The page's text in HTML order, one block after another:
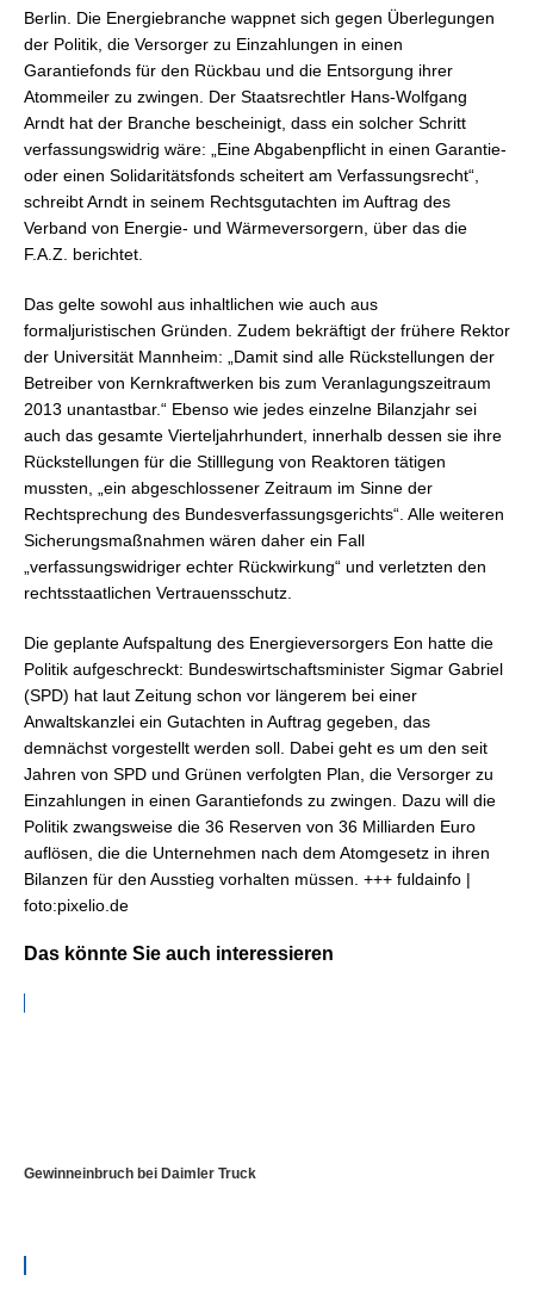
Berlin. Die Energiebranche wappnet sich gegen Überlegungen
der Politik, die Versorger zu Einzahlungen in einen
Garantiefonds für den Rückbau und die Entsorgung ihrer
Atommeiler zu zwingen. Der Staatsrechtler Hans-Wolfgang
Arndt hat der Branche bescheinigt, dass ein solcher Schritt
verfassungswidrig wäre: „Eine Abgabenpflicht in einen Garantie-
oder einen Solidaritätsfonds scheitert am Verfassungsrecht“,
schreibt Arndt in seinem Rechtsgutachten im Auftrag des
Verband von Energie- und Wärmeversorgern, über das die
F.A.Z. berichtet.
Das gelte sowohl aus inhaltlichen wie auch aus
formaljuristischen Gründen. Zudem bekräftigt der frühere Rektor
der Universität Mannheim: „Damit sind alle Rückstellungen der
Betreiber von Kernkraftwerken bis zum Veranlagungszeitraum
2013 unantastbar.“ Ebenso wie jedes einzelne Bilanzjahr sei
auch das gesamte Vierteljahrhundert, innerhalb dessen sie ihre
Rückstellungen für die Stilllegung von Reaktoren tätigen
mussten, „ein abgeschlossener Zeitraum im Sinne der
Rechtsprechung des Bundesverfassungsgerichts“. Alle weiteren
Sicherungsmaßnahmen wären daher ein Fall
„verfassungswidriger echter Rückwirkung“ und verletzten den
rechtsstaatlichen Vertrauensschutz.
Die geplante Aufspaltung des Energieversorgers Eon hatte die
Politik aufgeschreckt: Bundeswirtschaftsminister Sigmar Gabriel
(SPD) hat laut Zeitung schon vor längerem bei einer
Anwaltskanzlei ein Gutachten in Auftrag gegeben, das
demnächst vorgestellt werden soll. Dabei geht es um den seit
Jahren von SPD und Grünen verfolgten Plan, die Versorger zu
Einzahlungen in einen Garantiefonds zu zwingen. Dazu will die
Politik zwangsweise die 36 Reserven von 36 Milliarden Euro
auflösen, die die Unternehmen nach dem Atomgesetz in ihren
Bilanzen für den Ausstieg vorhalten müssen. +++ fuldainfo |
foto:pixelio.de
Das könnte Sie auch interessieren
Gewinneinbruch bei Daimler Truck